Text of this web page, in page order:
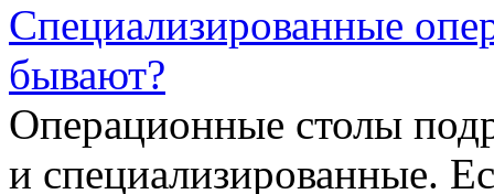
Специализированные
бывают?
Операционные столы
и специализированные.